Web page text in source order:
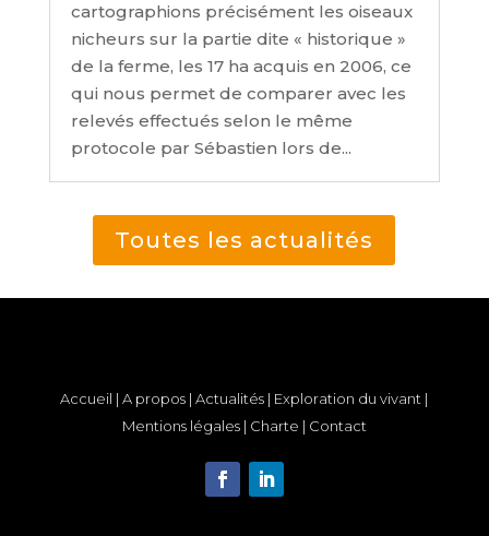
cartographions précisément les oiseaux
nicheurs sur la partie dite « historique »
de la ferme, les 17 ha acquis en 2006, ce
qui nous permet de comparer avec les
relevés effectués selon le même
protocole par Sébastien lors de...
Toutes les actualités
Accueil |A propos |Actualités | Exploration du vivant |
Mentions légales| Charte | Contact